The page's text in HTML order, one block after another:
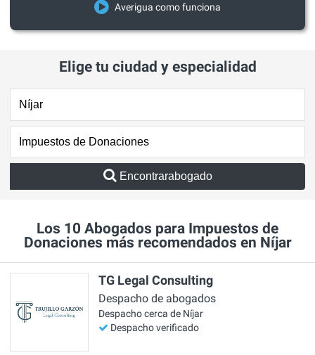
Averigua como funciona
Elige tu ciudad y especialidad
Encontrarabogado
Los 10 Abogados para Impuestos de
Donaciones más recomendados en Níjar
TG Legal Consulting
Despacho de abogados
Despacho cerca de Níjar
Despacho verificado